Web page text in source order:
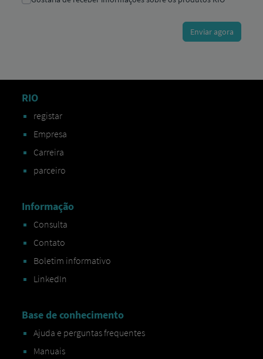
RIO
registar
Empresa
Carreira
parceiro
Informação
Consulta
Contato
Boletim informativo
LinkedIn
Base de conhecimento
Ajuda e perguntas frequentes
Manuais